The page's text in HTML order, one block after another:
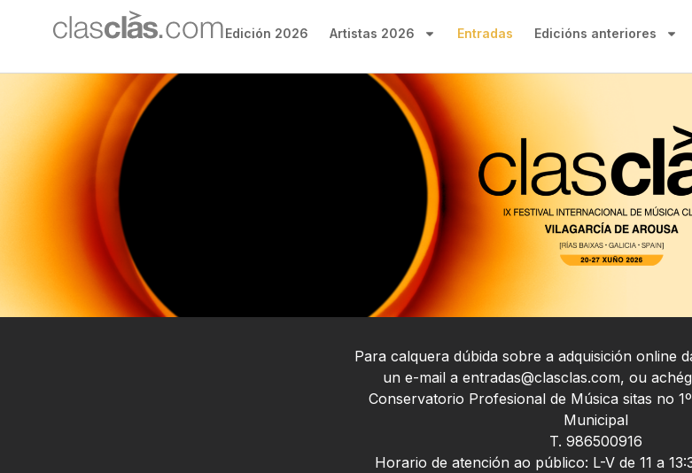
Edición 2026 Artistas 2026 Entradas Edicións anteriores
Para calquera dúbida sobre a adquisición online
un e-mail a entradas@clasclas.com, ou
Conservatorio Profesional de Música sitas no
Municipal
T. 986500916
Horario de atención ao público: L-V de 11 a